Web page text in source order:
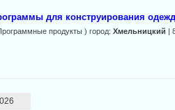
для конструирования
продукты ) город: Хмельницкий |